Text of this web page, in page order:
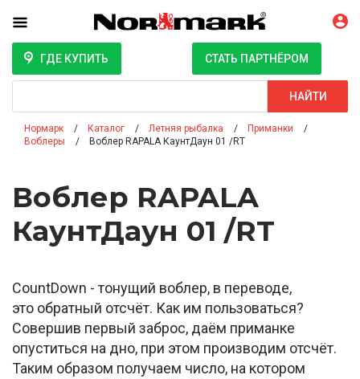
ГДЕ КУПИТЬ СТАТЬ ПАРТНЁРОМ
НАЙТИ
Нормарк Каталог Летняя рыбалка
Приманки
Воблеры
Воблер RAPALA КаунтДаун 01 /RT
Воблер RAPALA
КаунтДаун 01 /RT
CountDown - тонущий воблер, в переводе,
это обратный отсчёт. Как им пользоваться?
Совершив первый заброс, даём приманке
опуститься на дно, при этом производим отсчёт.
Таким образом получаем число, на котором